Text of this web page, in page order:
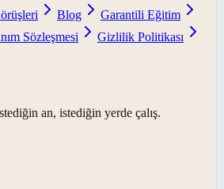
Blog
Garantili Eğitim
Sözleşmesi
Gizlilik Politikası
an, istediğin yerde çalış.